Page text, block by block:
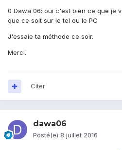
0 Dawa 06: oui c'est bien ce que je
que ce soit sur le tel ou le PC
J'essaie ta méthode ce soir.
Merci.
Citer
dawa06
Posté(e) 8 juillet 2016